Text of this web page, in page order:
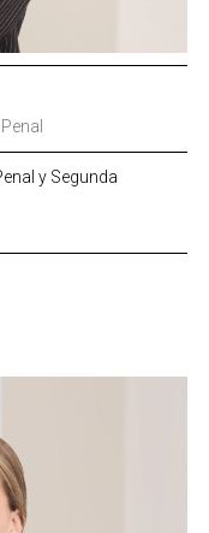
y Segunda